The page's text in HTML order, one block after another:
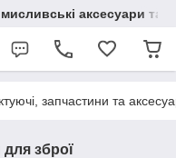
аксесуари та
запчастини та
зброї